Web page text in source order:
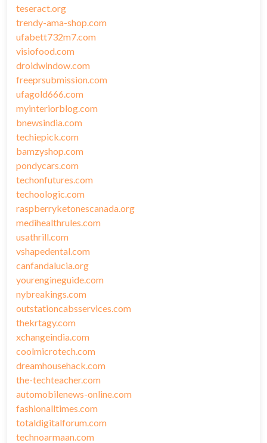
teseract.org
trendy-ama-shop.com
ufabett732m7.com
visiofood.com
droidwindow.com
freeprsubmission.com
ufagold666.com
myinteriorblog.com
bnewsindia.com
techiepick.com
bamzyshop.com
pondycars.com
techonfutures.com
techoologic.com
raspberryketonescanada.org
medihealthrules.com
usathrill.com
vshapedental.com
canfandalucia.org
yourengineguide.com
nybreakings.com
outstationcabsservices.com
thekrtagy.com
xchangeindia.com
coolmicrotech.com
dreamhousehack.com
the-techteacher.com
automobilenews-online.com
fashionalltimes.com
totaldigitalforum.com
technoarmaan.com